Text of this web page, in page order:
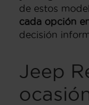
de estos
cada opción
decisión
Jeep